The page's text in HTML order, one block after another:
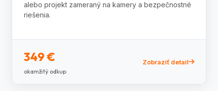
alebo projekt zameraný na kamery a bezpečnostné
riešenia.
349 €
okamžitý odkup
Zobraziť detail